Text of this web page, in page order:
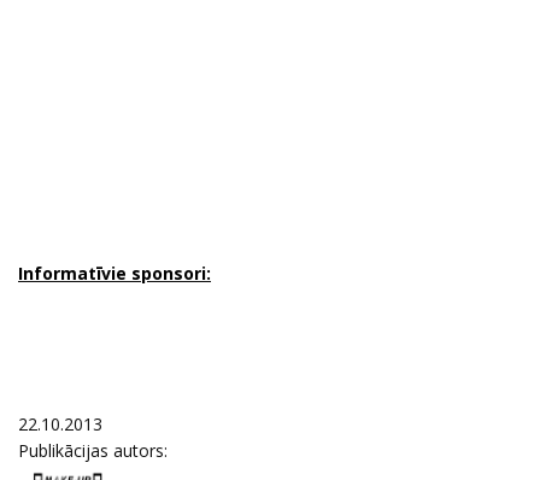
Informatīvie sponsori:
22.10.2013
Publikācijas autors: